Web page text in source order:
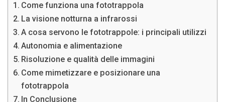
Come funziona una fototrappola
La visione notturna a infrarossi
A cosa servono le fototrappole: i principali utilizzi
Autonomia e alimentazione
Risoluzione e qualità delle immagini
Come mimetizzare e posizionare una
fototrappola
In Conclusione